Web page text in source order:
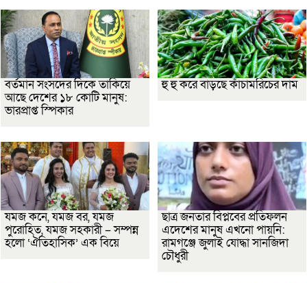
বর্তমান সংসদের দিকে তাকিয়ে
আছে দেশের ১৮ কোটি মানুষ:
ভারপ্রাপ্ত স্পিকার
হু হু করে বাড়ছে কাঁচামরিচের দাম
যমজ কনে, যমজ বর, যমজ
পুরোহিত, যমজ সহকারী – সম্পন্ন
হলো ‘ঐতিহাসিক’ এক বিয়ে
ছাত্র জনতার বিপ্লবের প্রতিফলন
এদেশের মানুষ এখনো পায়নি:
রামগঞ্জে জুলাই যোদ্ধা সানজিদা
চৌধুরী